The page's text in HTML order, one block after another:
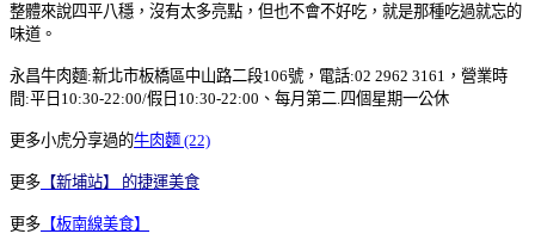
整體來說四平八穩，沒有太多亮點，但也不會不好吃，就是那種吃過就忘的
味道。
永昌牛肉麵:新北市板橋區中山路二段106號，電話:02 2962 3161，營業時
間:平日10:30-22:00/假日10:30-22:00、每月第二.四個星期一公休
更多小虎分享過的牛肉麵 (22)
更多 【新埔站】 的捷運美食
更多 【板南線美食】